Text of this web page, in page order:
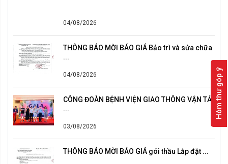
04/08/2026
THÔNG BÁO MỜI BÁO GIÁ Bảo trì và sửa chữa
...
04/08/2026
CÔNG ĐOÀN BỆNH VIỆN GIAO THÔNG VẬN TẢI
...
03/08/2026
THÔNG BÁO MỜI BÁO GIÁ gói thầu Lắp đặt ...
Hòm thư góp ý